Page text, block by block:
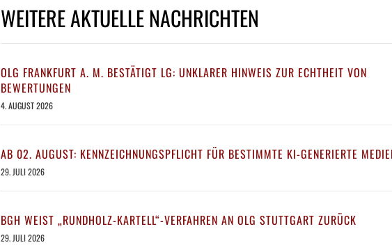
WEITERE AKTUELLE NACHRICHTEN
OLG FRANKFURT A. M. BESTÄTIGT LG: UNKLARER HINWEIS ZUR ECHTHEIT VON
BEWERTUNGEN
4. AUGUST 2026
AB 02. AUGUST: KENNZEICHNUNGSPFLICHT FÜR BESTIMMTE KI-GENERIERTE
29. JULI 2026
BGH WEIST „RUNDHOLZ-KARTELL“-VERFAHREN AN OLG STUTTGART ZURÜCK
29. JULI 2026